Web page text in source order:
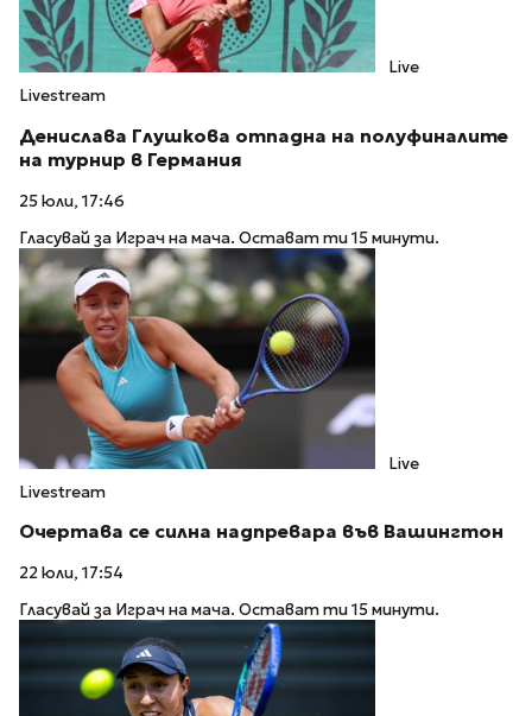
Live
Livestream
Денислава Глушкова отпадна на полуфиналите
на турнир в Германия
25 юли, 17:46
Гласувай за Играч на мача. Остават ти 15 минути.
Live
Livestream
Очертава се силна надпревара във Вашингтон
22 юли, 17:54
Гласувай за Играч на мача. Остават ти 15 минути.